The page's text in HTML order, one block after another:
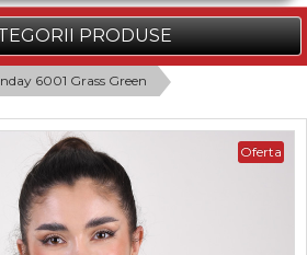
PRODUSE
6001 Grass Green
Oferta